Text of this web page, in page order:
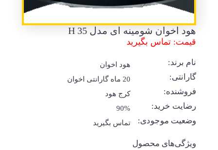
هود اخوان شومینه ای مدل H 35
قیمت: تماس بگیرید
نام برند: هود اخوان
گارانتی: 20 ماه گارانتی اخوان
فروشنده: کرج هود
رضایت خرید: 90%
وضعیت موجودی: تماس بگیرید
ویژگی‌های محصول